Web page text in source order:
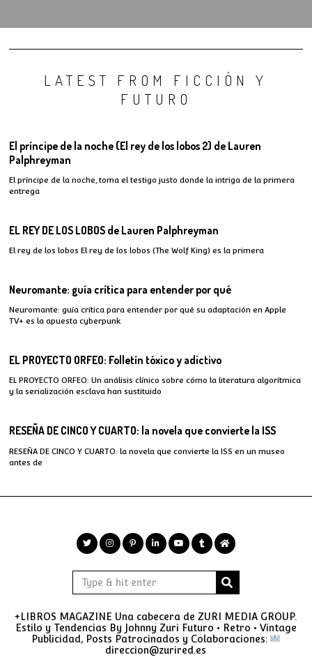
LATEST FROM FICCIÓN Y
FUTURO
El príncipe de la noche (El rey de los lobos 2) de Lauren
Palphreyman
El príncipe de la noche, toma el testigo justo donde la intriga de la primera
entrega
EL REY DE LOS LOBOS de Lauren Palphreyman
El rey de los lobos El rey de los lobos (The Wolf King) es la primera
Neuromante: guía crítica para entender por qué
Neuromante: guía crítica para entender por qué su adaptación en Apple
TV+ es la apuesta cyberpunk
EL PROYECTO ORFEO: Folletín tóxico y adictivo
EL PROYECTO ORFEO: Un análisis clínico sobre cómo la literatura algorítmica
y la serialización esclava han sustituido
RESEÑA DE CINCO Y CUARTO: la novela que convierte la ISS
RESEÑA DE CINCO Y CUARTO: la novela que convierte la ISS en un museo
antes de
+LIBROS MAGAZINE Una cabecera de ZURI MEDIA GROUP.
Estilo y Tendencias By Johnny Zuri Futuro • Retro • Vintage
Publicidad, Posts Patrocinados y Colaboraciones:
direccion@zurired.es